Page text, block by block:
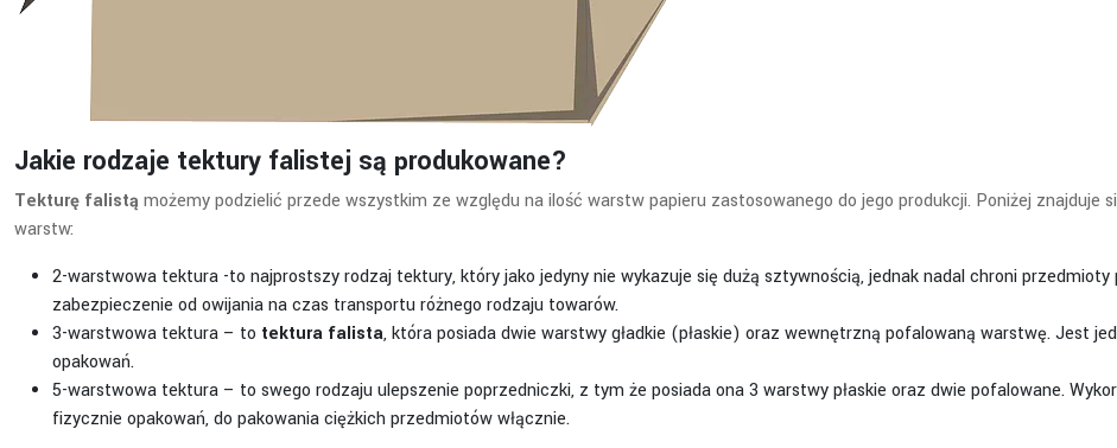
Jakie rodzaje tektury falistej są produkowane?
Tekturę falistą możemy podzielić przede wszystkim ze względu na ilość warstw papieru zastosowanego do jego produkcji. Poniżej znajduje
warstw:
2-warstwowa tektura -to najprostszy rodzaj tektury, który jako jedyny nie wykazuje się dużą sztywnością, jednak nadal chroni
zabezpieczenie od owijania na czas transportu różnego rodzaju towarów.
3-warstwowa tektura – to tektura falista, która posiada dwie warstwy gładkie (płaskie) oraz wewnętrzną pofalowaną warstwę. Jest
opakowań.
5-warstwowa tektura – to swego rodzaju ulepszenie poprzedniczki, z tym że posiada ona 3 warstwy płaskie oraz dwie pofalowane.
fizycznie opakowań, do pakowania ciężkich przedmiotów włącznie.